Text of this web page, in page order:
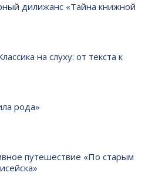
дилижанс «Тайна книжной
на слуху: от текста к
рода»
путешествие «По старым